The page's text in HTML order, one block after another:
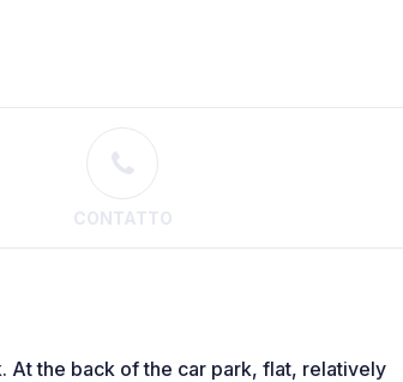
CONTATTO
At the back of the car park, flat, relatively